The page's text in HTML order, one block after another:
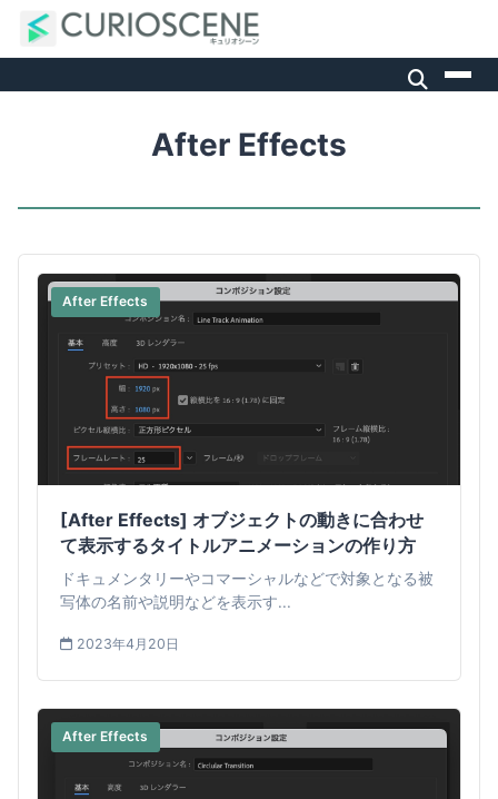
After Effects
After Effects
[After Effects] オブジェクトの動きに合わせ
て表示するタイトルアニメーションの作り方
ドキュメンタリーやコマーシャルなどで対象となる被
写体の名前や説明などを表示す...
2023年4月20日
After Effects